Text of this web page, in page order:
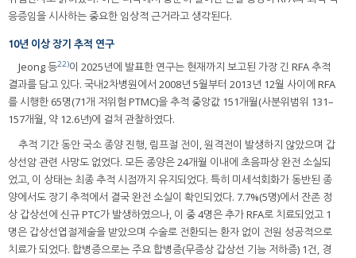
응증임을 시사하는 중요한 임상적 근거라고 생각된다.
10년 이상 장기 추적 연구
Jeong 등22)이 2025년에 발표한 연구는 현재까지 보고된 가장 긴 RFA 추적
결과를 담고 있다. 국내2차병원에서 2008년 5월부터 2013년 12월 사이에 RFA
를 시행한 65명(71개 저위험 PTMC)을 추적 중앙값 151개월(사분위범위 131–
157개월, 약 12.6년)에 걸쳐 관찰하였다.
추적 기간 동안 국소 종양 진행, 림프절 전이, 원격전이 발생하지 않았으며 갑
상선암 관련 사망도 없었다. 모든 종양은 24개월 이내에 초음파상 완전 소실되
었고, 이 상태는 최종 추적 시점까지 유지되었다. 특히 미세석회화가 동반된 종
양에서도 장기 추적에서 결국 완전 소실이 확인되었다. 7.7%(5명)에서 잔존 정
상 갑상선에 신규 PTC가 발생하였으나, 이 중 4명은 추가 RFA로 치료되었고 1
명은 갑상선엽절제술을 받았으며 수술로 전환되는 환자 없이 전원 성공적으로
치료가 되었다. 합병증으로는 주요 합병증(무증상 갑상선 기능 저하증) 1건, 경